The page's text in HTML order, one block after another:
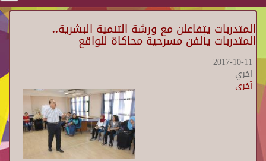
المتدربات يتفاعلن مع ورشة التنمية البشرية..
المتدربات يألفن مسرحية محاكاة للواقع
2017-10-11
اخري
آخرى